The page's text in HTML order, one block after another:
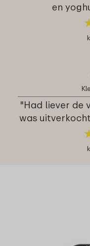
en
"Had liever de
was